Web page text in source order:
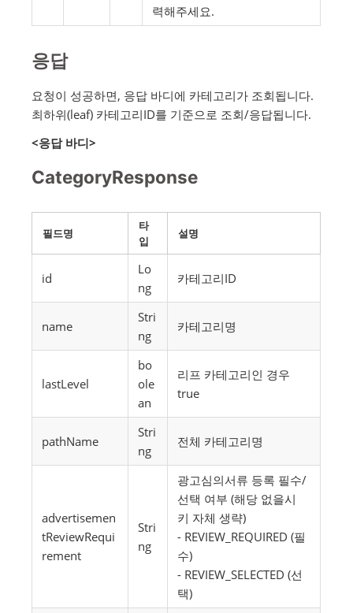
력해주세요.
응답
요청이 성공하면, 응답 바디에 카테고리가 조회됩니다.
최하위(leaf) 카테고리ID를 기준으로 조회/응답됩니다.
<응답 바디>
CategoryResponse
필드명
타
입
설명
id
Lo
ng
카테고리ID
name
Stri
ng
카테고리명
lastLevel
bo
ole
an
리프 카테고리인 경우
true
pathName
Stri
ng
전체 카테고리명
advertisemen
tReviewRequi
rement
Stri
ng
광고심의서류 등록 필수/
선택 여부 (해당 없을시
키 자체 생략)
- REVIEW_REQUIRED (필
수)
- REVIEW_SELECTED (선
택)